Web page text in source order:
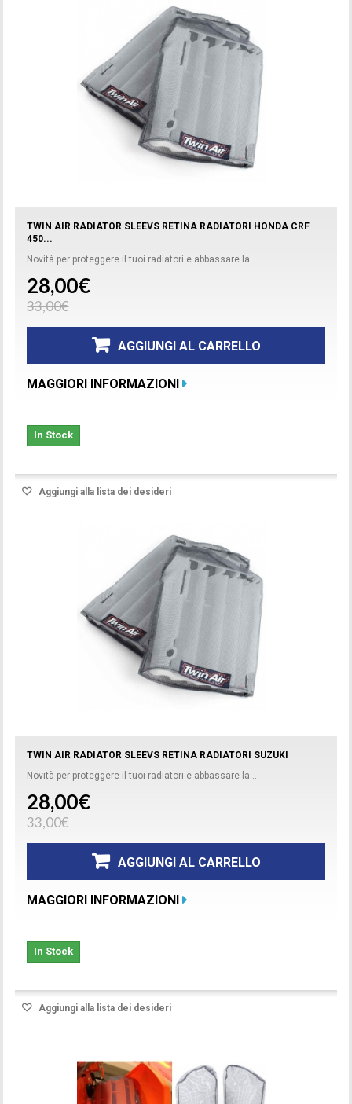
TWIN AIR RADIATOR SLEEVS RETINA RADIATORI HONDA CRF
450...
Novità per proteggere il tuoi radiatori e abbassare la...
28,00€
33,00€
AGGIUNGI AL CARRELLO
MAGGIORI INFORMAZIONI
In Stock
Aggiungi alla lista dei desideri
TWIN AIR RADIATOR SLEEVS RETINA RADIATORI SUZUKI
Novità per proteggere il tuoi radiatori e abbassare la...
28,00€
33,00€
AGGIUNGI AL CARRELLO
MAGGIORI INFORMAZIONI
In Stock
Aggiungi alla lista dei desideri